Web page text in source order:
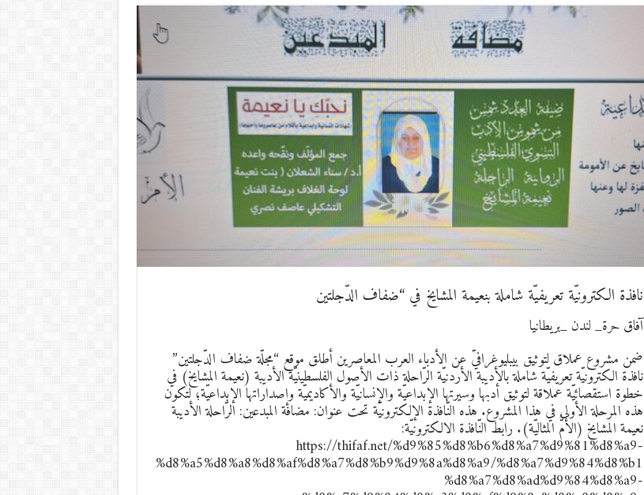
نافذة الكترونيّة تعريفيّة شاملة بنعيمة المشايخ في “ضفاف الدّجلتين
آفاق حرة_ لندن _بريطانيا
ضمن مشروع عملاق لتوثيق بيبليوغرافيّ عن الأدباء العرب المعاصرين أطلق موقع “مجلّة ضفاف الدّجلتين”
نافذة الكترونيّة تعريفيّة شاملة بالأديبة الأردنيّة الرّاحلة ذات الأصول الفلسطينيّة الأديبة (نعيمة المشايخ) في
خطوة استقصائيّة عملاقة لتوثيق أدبها وسيرتها الإبداعيّة والإنسانيّة والأكاديميّة وإصداراتها الإبداعيّة؛ لتكون
هذه المرحلة الأولى في هذا المشروع. هذه النّافذة الإلكترونيّة تحت عنوان: مضافة المبدعين: الرّاحلة الأديبة
نعيمة المشايخ (الأمُّ المثاليّة). رابط النّافذة الالكترونيّة:
https://thifaf.net/%d9%85%d8%b6%d8%a7%d9%81%d8%a9-
%d8%a5%d8%a8%d8%af%d8%a7%d8%b9%d9%8a%d8%a9/%d8%a7%d9%84%d8%b1
%d8%a7%d8%ad%d9%84%d8%a9-